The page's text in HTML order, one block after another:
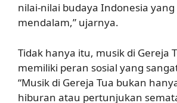
nilai-nilai budaya Indonesia yang
mendalam,” ujarnya.
Tidak hanya itu, musik di Gereja
memiliki peran sosial yang
“Musik di Gereja Tua bukan
hiburan atau pertunjukan